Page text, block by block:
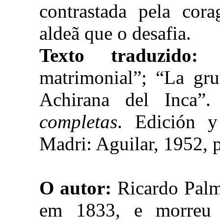
contrastada pela
aldeã que o desafia.
Texto traduzido:
matrimonial”; “La
Achirana del
completas. Edición
Madri: Aguilar, 1952,
O autor: Ricardo
em 1833, e